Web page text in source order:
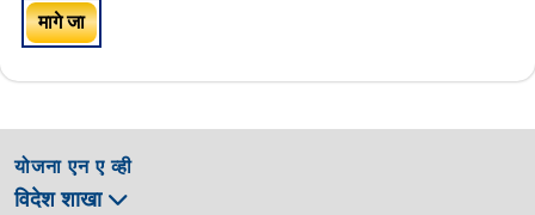
मागे जा
योजना एन ए व्ही
विदेश शाखा